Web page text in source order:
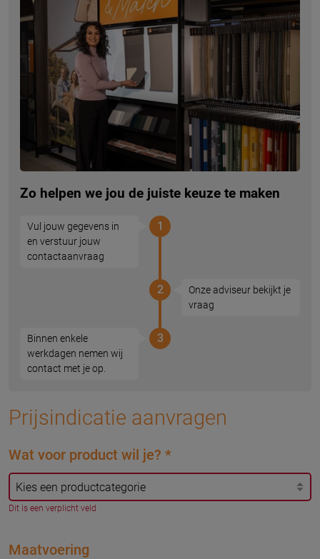
Prijsindicatie aanvragen
Wat voor product wil je? *
Dit is een verplicht veld
Maatvoering
Zo helpen we jou de juiste keuze te maken
Vul jouw gegevens in
en verstuur jouw
contactaanvraag
1
Onze adviseur bekijkt je
vraag
2
Binnen enkele
werkdagen nemen wij
contact met je op.
3